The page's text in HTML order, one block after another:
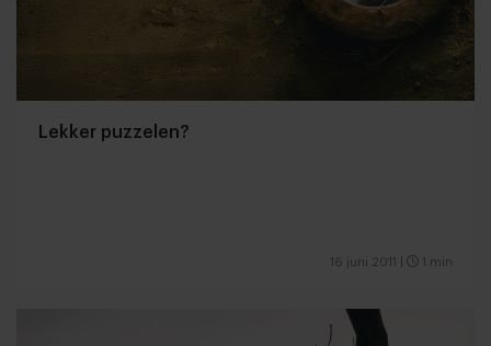
Lekker puzzelen?
16 juni 2011 1 min